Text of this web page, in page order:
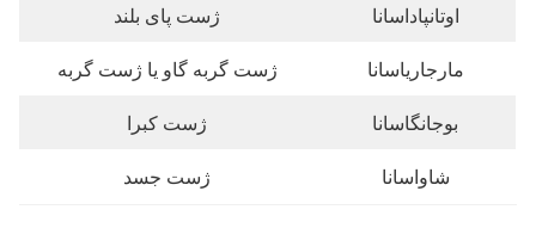
اوتانپاداسانا ژست پای بلند
مارجاریاسانا ژست گربه گاو یا ژست گربه
بوجانگاسانا ژست کبرا
شاواسانا ژست جسد